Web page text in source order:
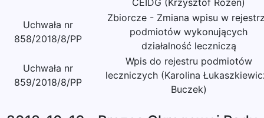
CEIDG (Krzysztof Rożen)
Uchwała nr
858/2018/8/PP
Zbiorcze - Zmiana wpisu w
podmiotów wykonujących
działalność leczniczą
Uchwała nr
859/2018/8/PP
Wpis do rejestru podmiotów
leczniczych (Karolina
Buczek)